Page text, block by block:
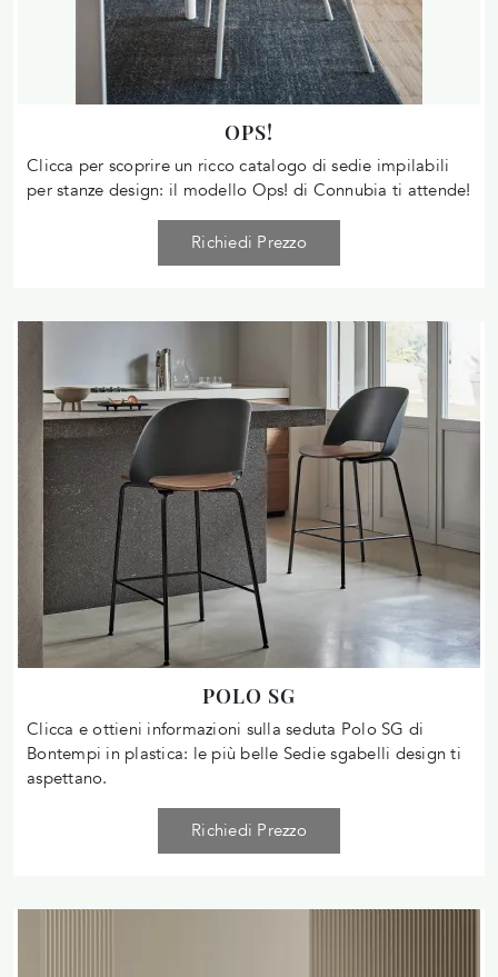
OPS!
Clicca per scoprire un ricco catalogo di sedie impilabili
per stanze design: il modello Ops! di Connubia ti attende!
Richiedi Prezzo
POLO SG
Clicca e ottieni informazioni sulla seduta Polo SG di
Bontempi in plastica: le più belle Sedie sgabelli design ti
aspettano.
Richiedi Prezzo